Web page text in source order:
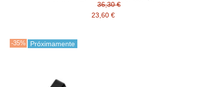
36,30 €
23,60 €
-35% Próximamente